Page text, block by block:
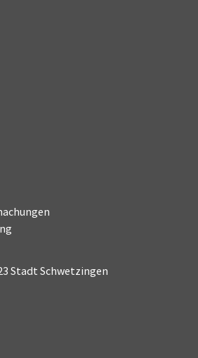
Stadt Schwetzingen